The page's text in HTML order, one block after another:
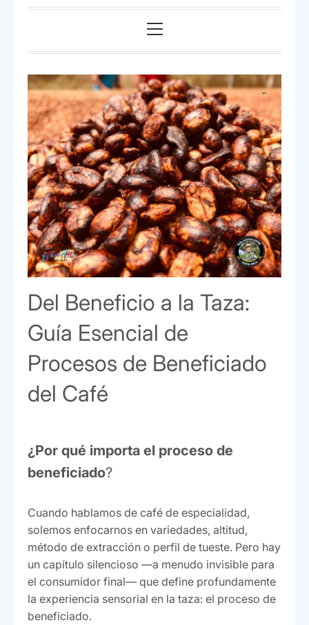
principal
Del Beneficio a la Taza:
Guía Esencial de
Procesos de Beneficiado
del Café
¿Por qué importa el proceso de
beneficiado?
Cuando hablamos de café de especialidad,
solemos enfocarnos en variedades, altitud,
método de extracción o perfil de tueste. Pero hay
un capítulo silencioso —a menudo invisible para
el consumidor final— que define profundamente
la experiencia sensorial en la taza: el proceso de
beneficiado.